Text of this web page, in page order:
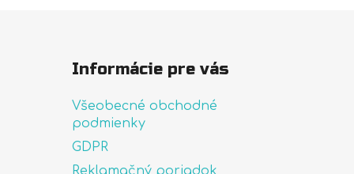
Informácie pre vás
Všeobecné obchodné
podmienky
GDPR
Reklamačný poriadok